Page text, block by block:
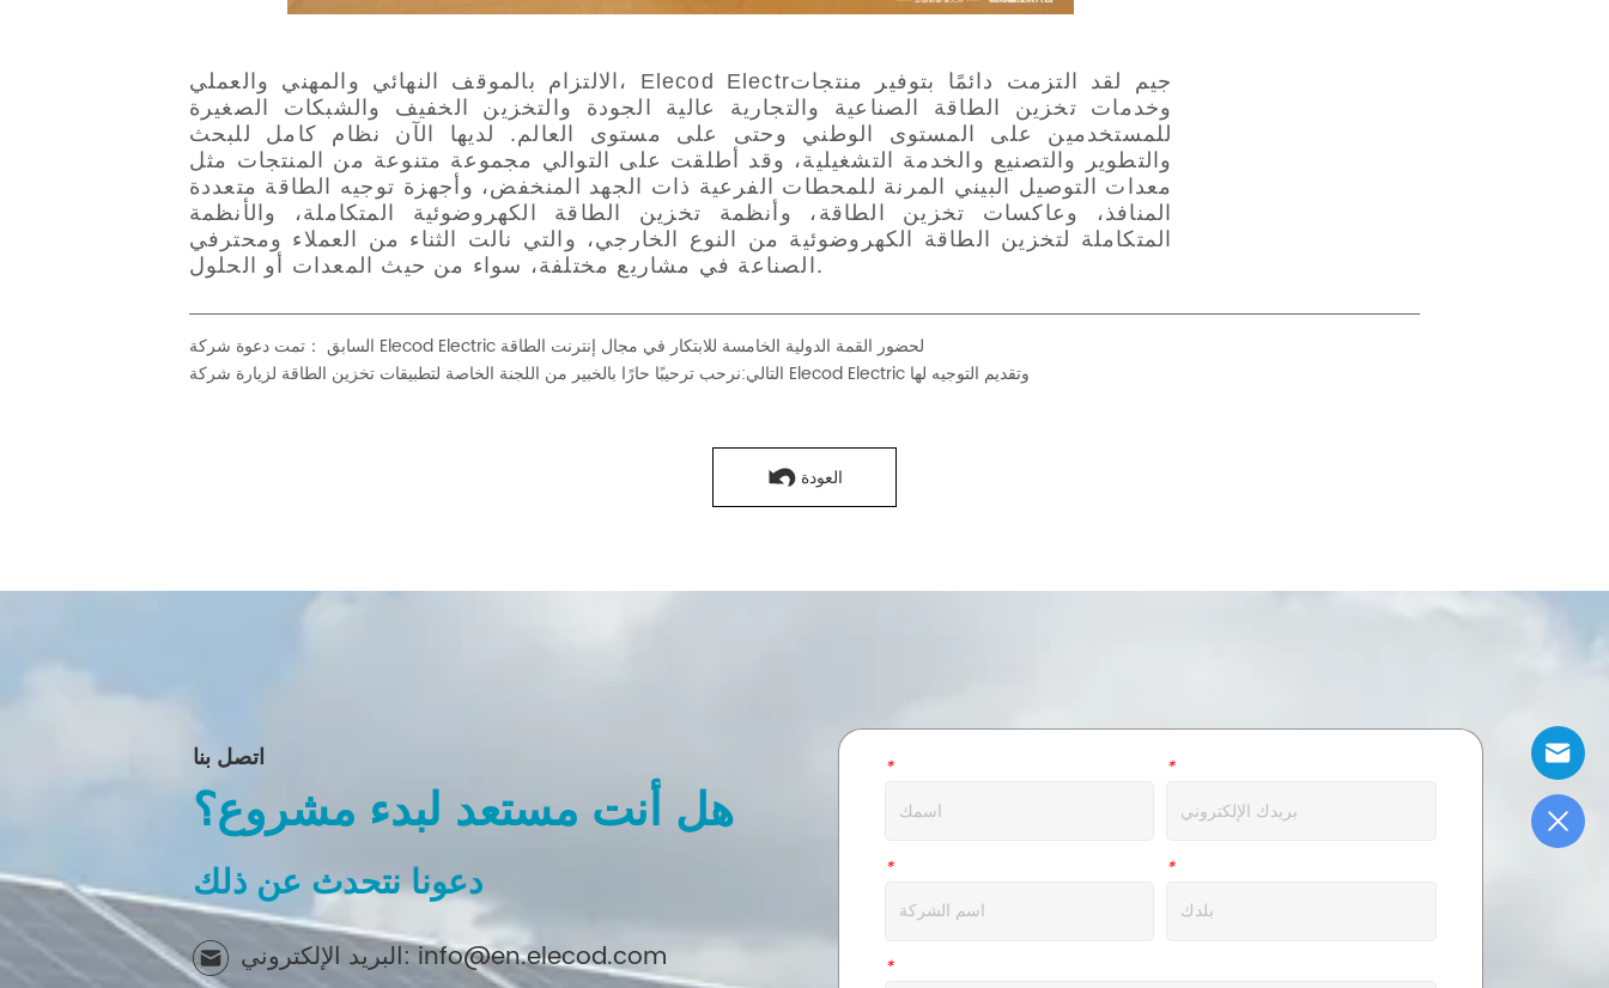
السابق ：
تمت دعوة شركة Elecod Electric لحضور القمة الدولية الخامسة للابتكار في مجال إنترنت الطاقة
التالي:
نرحب ترحيبًا حارًا بالخبير من اللجنة الخاصة لتطبيقات تخزين الطاقة لزيارة شركة Elecod Electric وتقديم التوجيه لها
العودة
اتصل بنا
هل أنت مستعد لبدء مشروع؟
دعونا نتحدث عن ذلك
البريد الإلكتروني: info@en.elecod.com
*اسم *بريد الالكتروني
*شركة *عنوان
*